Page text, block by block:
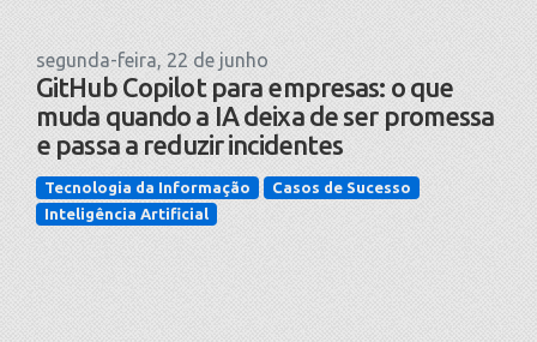
segunda-feira, 22 de junho
GitHub Copilot para empresas: o que
muda quando a IA deixa de ser promessa
e passa a reduzir incidentes
Tecnologia da Informação
Casos de Sucesso
Inteligência Artificial